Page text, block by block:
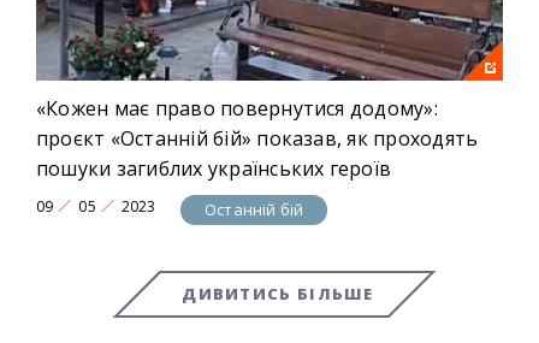
«Кожен має право повернутися додому»:
проєкт «Останній бій» показав, як проходять
пошуки загиблих українських героїв
09 05 2023 Останній бій
ДИВИТИСЬ БІЛЬШЕ